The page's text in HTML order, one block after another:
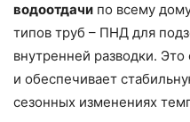
водоотдачи по всему
типов труб – ПНД для
внутренней разводки.
и обеспечивает
сезонных изменениях